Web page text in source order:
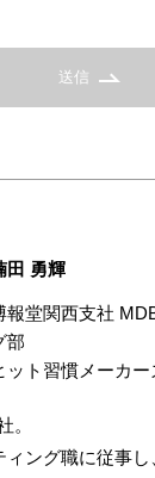
送信
田 勇輝
報堂関西支社
部
ット習慣メーカ
。
ィング職に従事